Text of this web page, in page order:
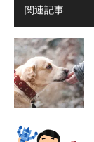
関連記事